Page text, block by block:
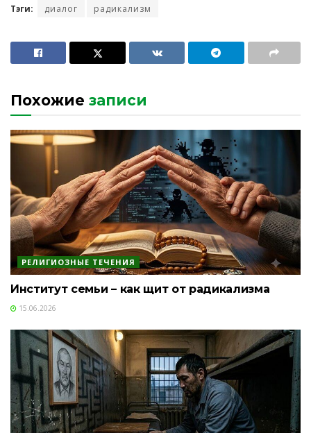
Тэги: диалог радикализм
Похожие записи
РЕЛИГИОЗНЫЕ ТЕЧЕНИЯ
Институт семьи – как щит от радикализма
15.06.2026